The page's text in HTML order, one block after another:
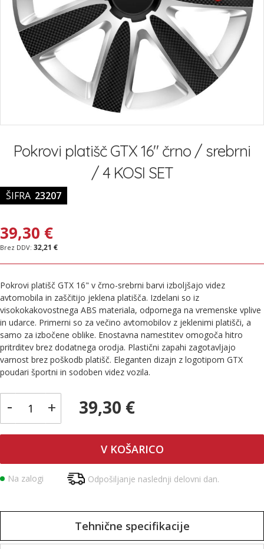
začetekPokrovi platišč GTX 16" črno / srebrni
/ 4 KOSI SET
ŠIFRA 23207
39,30 €
32,21 €
Pokrovi platišč GTX 16" v črno-srebrni barvi izboljšajo videz
avtomobila in zaščitijo jeklena platišča. Izdelani so iz
visokokakovostnega ABS materiala, odpornega na vremenske vplive
in udarce. Primerni so za večino avtomobilov z jeklenimi platišči, a
samo za izbočene oblike. Enostavna namestitev omogoča hitro
pritrditev brez dodatnega orodja. Plastični zapahi zagotavljajo
varnost brez poškodb platišč. Eleganten dizajn z logotipom GTX
poudari športni in sodoben videz vozila.
- + 39,30 €
V KOŠARICO
Na zalogi Odpošiljanje naslednji delovni dan.
Tehnične specifikacije